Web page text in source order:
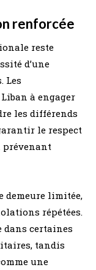
renforcée
reste
d’une
Les
à engager
les différends
le respect
prévenant
demeure limitée,
répétées.
dans certaines
tandis
une